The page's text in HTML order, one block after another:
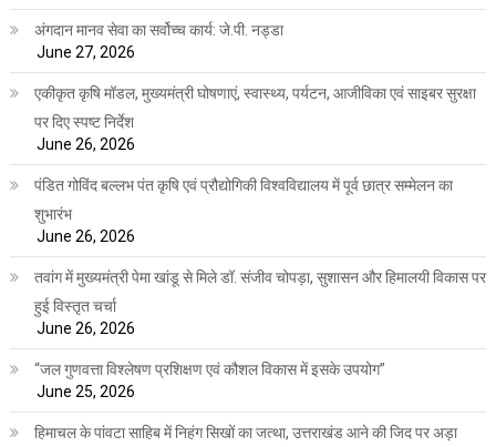
अंगदान मानव सेवा का सर्वोच्च कार्य: जे.पी. नड्डा
June 27, 2026
एकीकृत कृषि मॉडल, मुख्यमंत्री घोषणाएं, स्वास्थ्य, पर्यटन, आजीविका एवं साइबर सुरक्षा
पर दिए स्पष्ट निर्देश
June 26, 2026
पंडित गोविंद बल्लभ पंत कृषि एवं प्रौद्योगिकी विश्वविद्यालय में पूर्व छात्र सम्मेलन का
शुभारंभ
June 26, 2026
तवांग में मुख्यमंत्री पेमा खांडू से मिले डॉ. संजीव चोपड़ा, सुशासन और हिमालयी विकास पर
हुई विस्तृत चर्चा
June 26, 2026
“जल गुणवत्ता विश्लेषण प्रशिक्षण एवं कौशल विकास में इसके उपयोग”
June 25, 2026
हिमाचल के पांवटा साहिब में निहंग सिखों का जत्था, उत्तराखंड आने की जिद पर अड़ा